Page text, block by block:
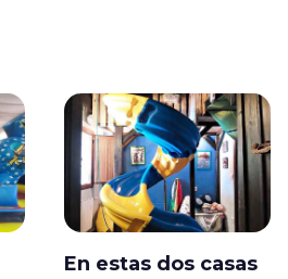
En estas dos casas